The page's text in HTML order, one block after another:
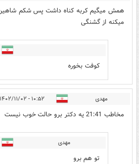
همش میگیم کربه کناه داشت پس شکم شاهین
میکنه از گشنگی
کوفت بخوره
مهدی ۱۰:۵۲ - ۱۴۰۲/۱۱/۰۲
مخاطب 21:41 یه دکتر برو حالت خوب نیست
مهدی
تو هم برو